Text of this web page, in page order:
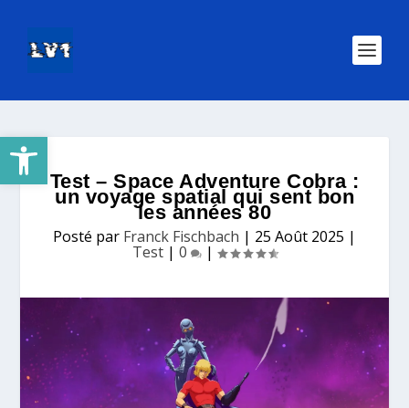
Ouvrir la barre d’outils
Test – Space Adventure Cobra :
un voyage spatial qui sent bon
les années 80
Posté par Franck Fischbach | 25 Août 2025 |
Test| 0 |